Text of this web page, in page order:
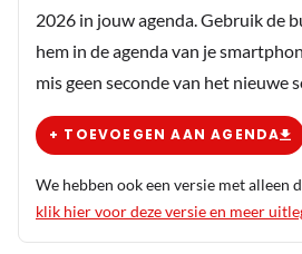
2026 in jouw agenda. Gebruik de
hem in de agenda van je
mis geen seconde van het nieuwe
+ TOEVOEGEN AAN AGENDA
We hebben ook een versie met alleen
klik hier voor deze versie en meer